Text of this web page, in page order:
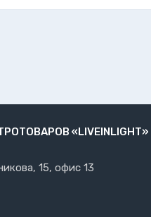
«LIVEINLIGHT»
15, офис 13